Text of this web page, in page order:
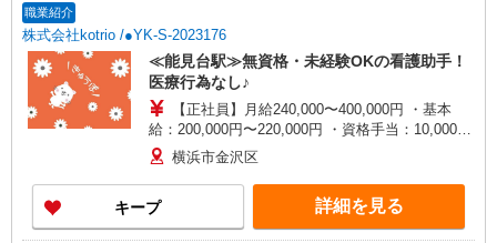
職業紹介
株式会社kotrio /●YK-S-2023176
≪能見台駅≫無資格・未経験OKの看護助手！
医療行為なし♪
【正社員】月給240,000〜400,000円 ・基本
給：200,000円〜220,000円 ・資格手当：10,000〜
30,000円 ・役職手当：10,000〜70,000円 ・処遇改
善手当：20,000〜60,000円（勤続年数、保有資格
により変動） ・固定残業手当：20,000円（10時
間） ※固定残業時間を超過する場合には超過勤務
手当として別途支給 ・夜勤手当：10,000円/1回
横浜市金沢区
キープ 詳細を見る